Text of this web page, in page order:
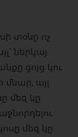
տօնը ոչ
ներկայ
ցոյց կու
այլ
մեզ կը
մեզ կը